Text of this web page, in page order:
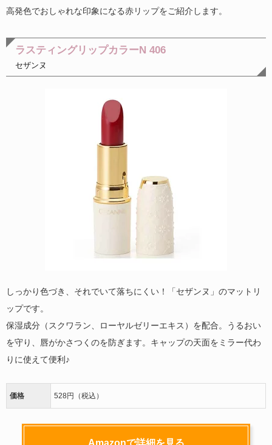
高発色でおしゃれな印象になる赤リップをご紹介します。
ラスティングリップカラーN 406
セザンヌ
しっかり色づき、それでいて落ちにくい！「セザンヌ」のマットリ
ップです。
保湿成分（スクワラン、ローヤルゼリーエキス）を配合。うるおい
を守り、唇がかさつくのを防ぎます。キャップの天面をミラー代わ
りに使えて便利♪
価格 528円（税込）